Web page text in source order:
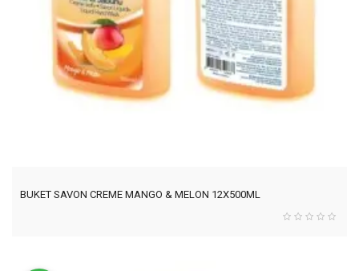
BUKET SAVON CREME MANGO & MELON 12X500ML